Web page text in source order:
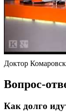
Доктор
Вопрос-
Как долго